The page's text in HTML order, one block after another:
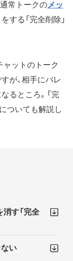
通常トークのメッ
する「完全削除」
ットのトーク
が、相手にバレ
るところ。「完
ついても解説し
す「完全
い